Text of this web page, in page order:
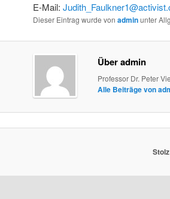
E-Mail:
Dieser Eintrag wurde von adminunter
Über admin
Professor Dr. Peter
Alle Beiträge von